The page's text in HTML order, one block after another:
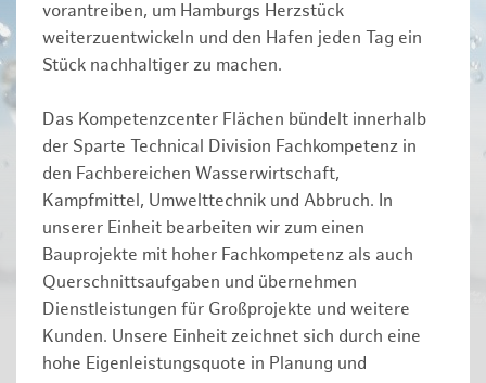
vorantreiben, um Hamburgs Herzstück
weiterzuentwickeln und den Hafen jeden Tag ein
Stück nachhaltiger zu machen.
Das Kompetenzcenter Flächen bündelt innerhalb
der Sparte Technical Division Fachkompetenz in
den Fachbereichen Wasserwirtschaft,
Kampfmittel, Umwelttechnik und Abbruch. In
unserer Einheit bearbeiten wir zum einen
Bauprojekte mit hoher Fachkompetenz als auch
Querschnittsaufgaben und übernehmen
Dienstleistungen für Großprojekte und weitere
Kunden. Unsere Einheit zeichnet sich durch eine
hohe Eigenleistungsquote in Planung und